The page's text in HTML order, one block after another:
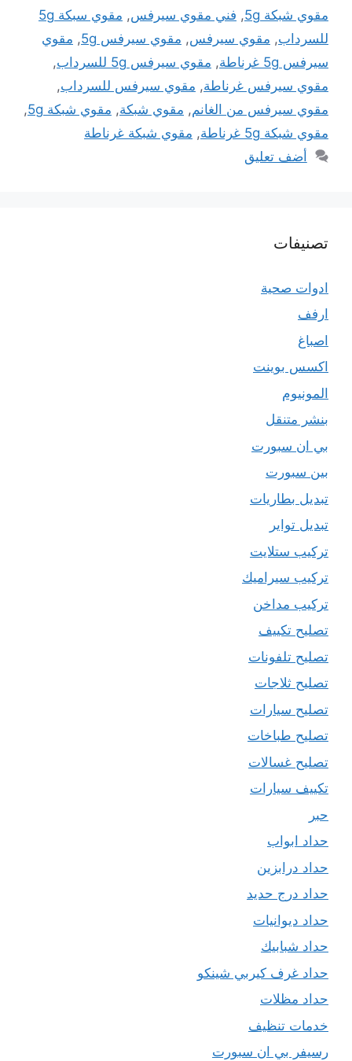
مقوي شبكة 5g
, فني مقوي سيرفس,
مقوي سبكة 5g
للسرداب, مقوي سيرفس, مقوي سيرفس 5g , مقوي
سيرفس 5g غرناطة
, مقوي سيرفس 5g للسرداب
,
مقوي سيرفس غرناطة, مقوي سيرفس للسرداب,
مقوي سيرفس من الغانم, مقوي شبكة, مقوي شبكة 5g
,
مقوي شبكة 5g غرناطة
, مقوي شبكة غرناطة
أضف تعليق
تصنيفات
ادوات صحية
ارفف
اصباغ
اكسس بوينت
المونيوم
بنشر متنقل
بي ان سبورت
بين سبورت
تبديل بطاريات
تبديل تواير
تركيب ستلايت
تركيب سيراميك
تركيب مداخن
تصليح تكييف
تصليح تلفونات
تصليح ثلاجات
تصليح سيارات
تصليح طباخات
تصليح غسالات
تكييف سيارات
حبر
حداد ابواب
حداد درابزين
حداد درج حديد
حداد ديوانيات
حداد شبابيك
حداد غرف كيربي شينكو
حداد مظلات
خدمات تنظيف
رسيفر بي ان سبورت